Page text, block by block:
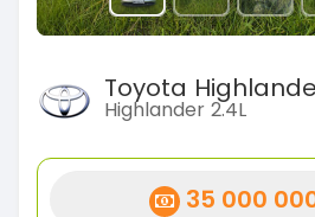
Toyota
Highlander 2.4L
35 000